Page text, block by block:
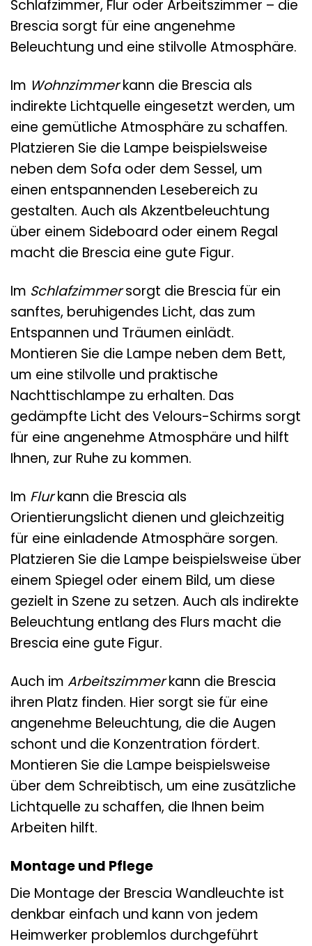
Schlafzimmer, Flur oder Arbeitszimmer – die
Brescia sorgt für eine angenehme
Beleuchtung und eine stilvolle Atmosphäre.
Im Wohnzimmerkann die Brescia als
indirekte Lichtquelle eingesetzt werden, um
eine gemütliche Atmosphäre zu schaffen.
Platzieren Sie die Lampe beispielsweise
neben dem Sofa oder dem Sessel, um
einen entspannenden Lesebereich zu
gestalten. Auch als Akzentbeleuchtung
über einem Sideboard oder einem Regal
macht die Brescia eine gute Figur.
Im Schlafzimmersorgt die Brescia für ein
sanftes, beruhigendes Licht, das zum
Entspannen und Träumen einlädt.
Montieren Sie die Lampe neben dem Bett,
um eine stilvolle und praktische
Nachttischlampe zu erhalten. Das
gedämpfte Licht des Velours-Schirms sorgt
für eine angenehme Atmosphäre und hilft
Ihnen, zur Ruhe zu kommen.
Im Flurkann die Brescia als
Orientierungslicht dienen und gleichzeitig
für eine einladende Atmosphäre sorgen.
Platzieren Sie die Lampe beispielsweise über
einem Spiegel oder einem Bild, um diese
gezielt in Szene zu setzen. Auch als indirekte
Beleuchtung entlang des Flurs macht die
Brescia eine gute Figur.
Auch im Arbeitszimmerkann die Brescia
ihren Platz finden. Hier sorgt sie für eine
angenehme Beleuchtung, die die Augen
schont und die Konzentration fördert.
Montieren Sie die Lampe beispielsweise
über dem Schreibtisch, um eine zusätzliche
Lichtquelle zu schaffen, die Ihnen beim
Arbeiten hilft.
Montage und Pflege
Die Montage der Brescia Wandleuchte ist
denkbar einfach und kann von jedem
Heimwerker problemlos durchgeführt